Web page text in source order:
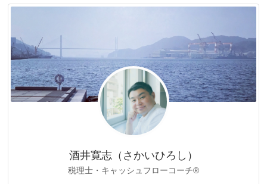
リ
酒井寛志（さかいひろし）
税理士・キャッシュフローコーチ®